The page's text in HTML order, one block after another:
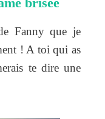
Fanny que je
! A toi qui as
te dire une